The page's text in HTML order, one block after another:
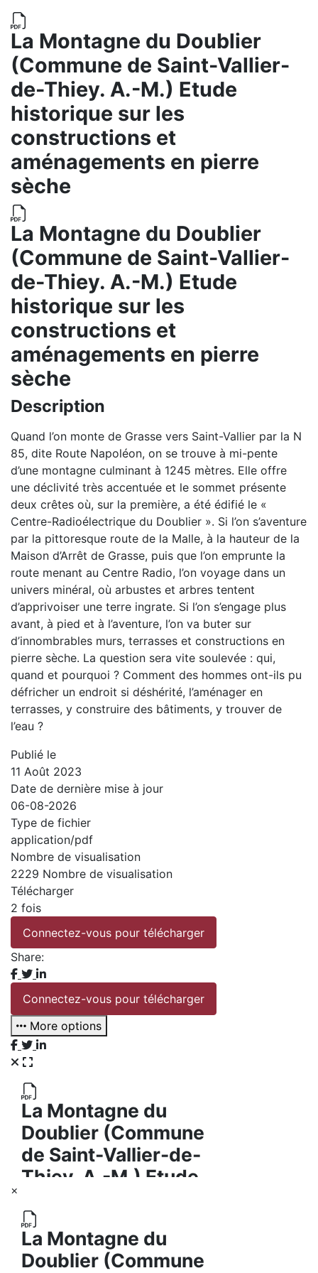
La Montagne du Doublier
(Commune de Saint-Vallier-
de-Thiey. A.-M.) Etude
historique sur les
constructions et
aménagements en pierre
sèche
La Montagne du Doublier
(Commune de Saint-Vallier-
de-Thiey. A.-M.) Etude
historique sur les
constructions et
aménagements en pierre
sèche
Description
Quand l’on monte de Grasse vers Saint-Vallier par la N
85, dite Route Napoléon, on se trouve à mi-pente
d’une montagne culminant à 1245 mètres. Elle offre
une déclivité très accentuée et le sommet présente
deux crêtes où, sur la première, a été édifié le «
Centre-Radioélectrique du Doublier ». Si l’on s’aventure
par la pittoresque route de la Malle, à la hauteur de la
Maison d’Arrêt de Grasse, puis que l’on emprunte la
route menant au Centre Radio, l’on voyage dans un
univers minéral, où arbustes et arbres tentent
d’apprivoiser une terre ingrate. Si l’on s’engage plus
avant, à pied et à l’aventure, l’on va buter sur
d’innombrables murs, terrasses et constructions en
pierre sèche. La question sera vite soulevée : qui,
quand et pourquoi ? Comment des hommes ont-ils pu
défricher un endroit si déshérité, l’aménager en
terrasses, y construire des bâtiments, y trouver de
l’eau ?
Publié le
11 Août 2023
Date de dernière mise à jour
06-08-2026
Type de fichier
application/pdf
Nombre de visualisation
2229 Nombre de visualisation
Télécharger
2 fois
Connectez-vous pour télécharger
Share:
Connectez-vous pour télécharger
More options
×